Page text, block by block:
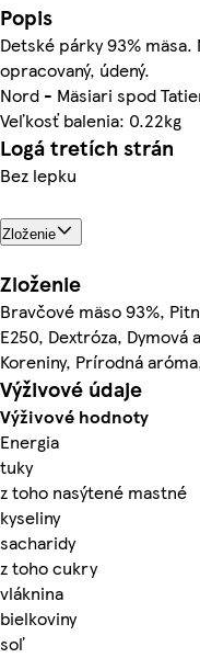
Popis
Detské párky 93%
opracovaný, údený.
Nord - Mäsiari spod
Veľkosť balenia: 0.22kg
Logá tretích strán
Bez lepku
Zloženie
Zloženie
Bravčové mäso 93%,
E250, Dextróza,
Koreniny, Prírodná
Výživové údaje
Výživové hodnoty
Energia
tuky
z toho nasýtené mastné
kyseliny
sacharidy
z toho cukry
vláknina
bielkoviny
soľ